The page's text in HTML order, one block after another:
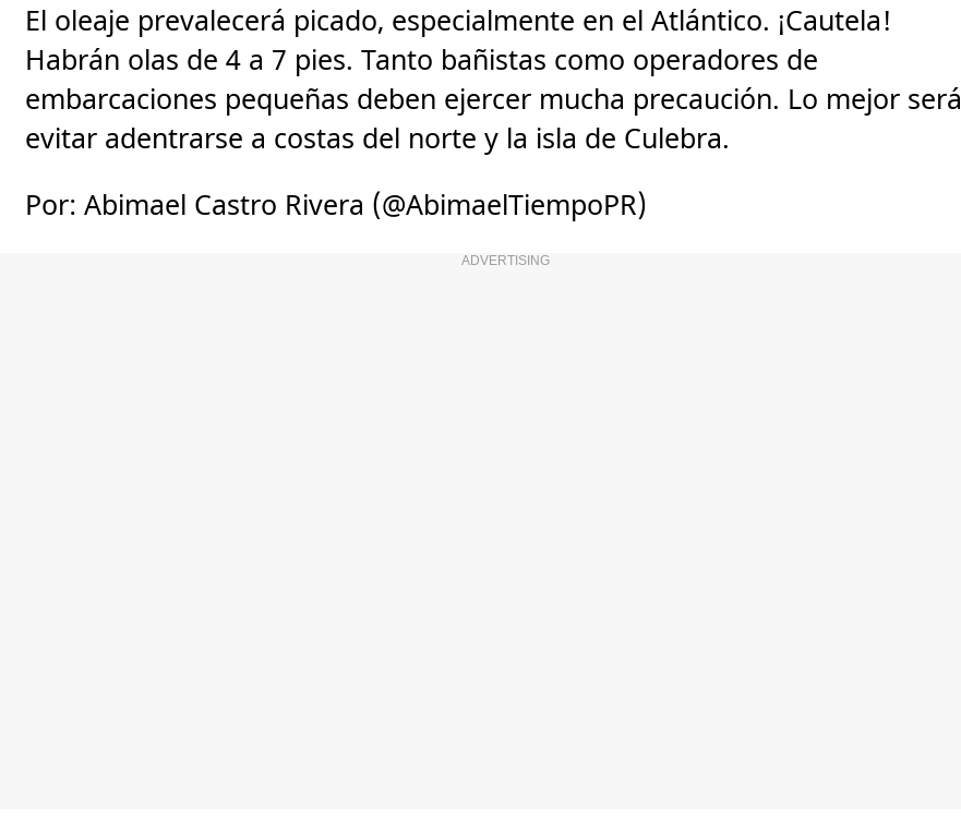
El oleaje prevalecerá picado, especialmente en el Atlántico. ¡Cautela!
Habrán olas de 4 a 7 pies. Tanto bañistas como operadores de
embarcaciones pequeñas deben ejercer mucha precaución. Lo mejor será
evitar adentrarse a costas del norte y la isla de Culebra.
Por: Abimael Castro Rivera (@AbimaelTiempoPR)
ADVERTISING